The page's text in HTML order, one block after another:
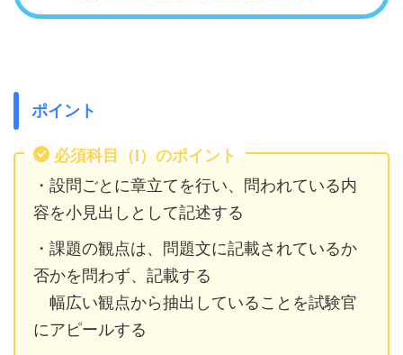
ポイント
必須科目（Ⅰ）のポイント
・設問ごとに章立てを行い、問われている内
容を小見出しとして記述する
・課題の観点は、問題文に記載されているか
否かを問わず、記載する
幅広い観点から抽出していることを試験官
にアピールする